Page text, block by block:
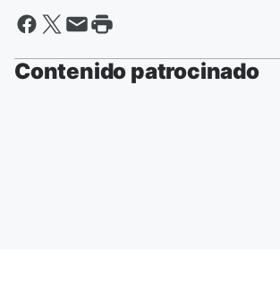
Contenido patrocinado